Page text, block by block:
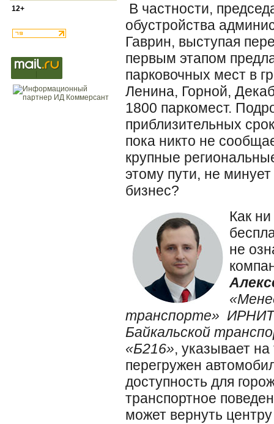
12+
В частности,
обустройства
Гаврин, выступая
первым этапом
парковочных мест в
Ленина, Горной,
1800 паркомест.
приблизительных
пока никто не
крупные
этому пути, не
бизнес?
Как
не
транспорте»
Байкальской
«Б216», указывает на
перегружен
доступность для
транспортное
может вернуть